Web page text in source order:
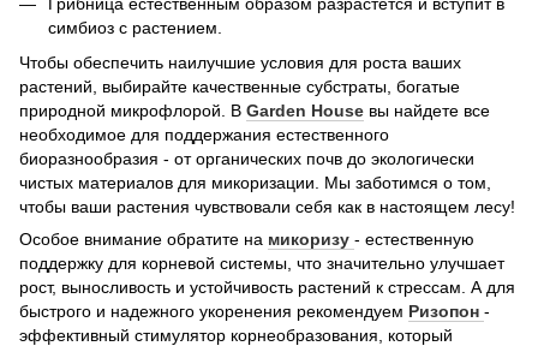
Грибница естественным образом разрастется и вступит в
симбиоз с растением.
Чтобы обеспечить наилучшие условия для роста ваших
растений, выбирайте качественные субстраты, богатые
природной микрофлорой. В Garden House вы найдете все
необходимое для поддержания естественного
биоразнообразия - от органических почв до экологически
чистых материалов для микоризации. Мы заботимся о том,
чтобы ваши растения чувствовали себя как в настоящем лесу!
Особое внимание обратите на микоризу - естественную
поддержку для корневой системы, что значительно улучшает
рост, выносливость и устойчивость растений к стрессам. А для
быстрого и надежного укоренения рекомендуем Ризопон -
эффективный стимулятор корнеобразования, который